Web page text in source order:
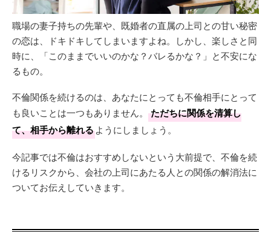
職場の妻子持ちの先輩や、既婚者の直属の上司との甘い秘密
の恋は、ドキドキしてしまいますよね。しかし、楽しさと同
時に、「このままでいいのかな？バレるかな？」と不安にな
るもの。
不倫関係を続けるのは、あなたにとっても不倫相手にとって
も良いことは一つもありません。
ただちに関係を清算し
て、相手から離れるようにしましょう。
今記事では不倫はおすすめしないという大前提で、不倫を続
けるリスクから、会社の上司にあたる人との関係の解消法に
ついてお伝えしていきます。